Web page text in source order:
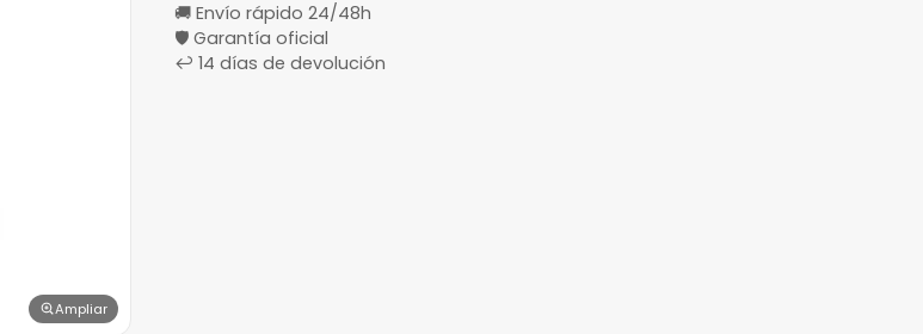
Ampliar
🚚 Envío rápido 24/48h
🛡️ Garantía oficial
↩️ 14 días de devolución